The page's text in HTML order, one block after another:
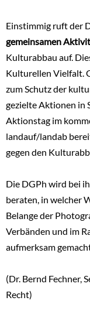
Einstimmig ruft der
gemeinsamen
Kulturabbau auf.
Kulturellen Vielfalt.
zum Schutz der
gezielte Aktionen in
Aktionstag im
landauf/landab
gegen den
Die DGPh wird bei
beraten, in welcher
Belange der
Verbänden und im
aufmerksam
(Dr. Bernd Fechner,
Recht)